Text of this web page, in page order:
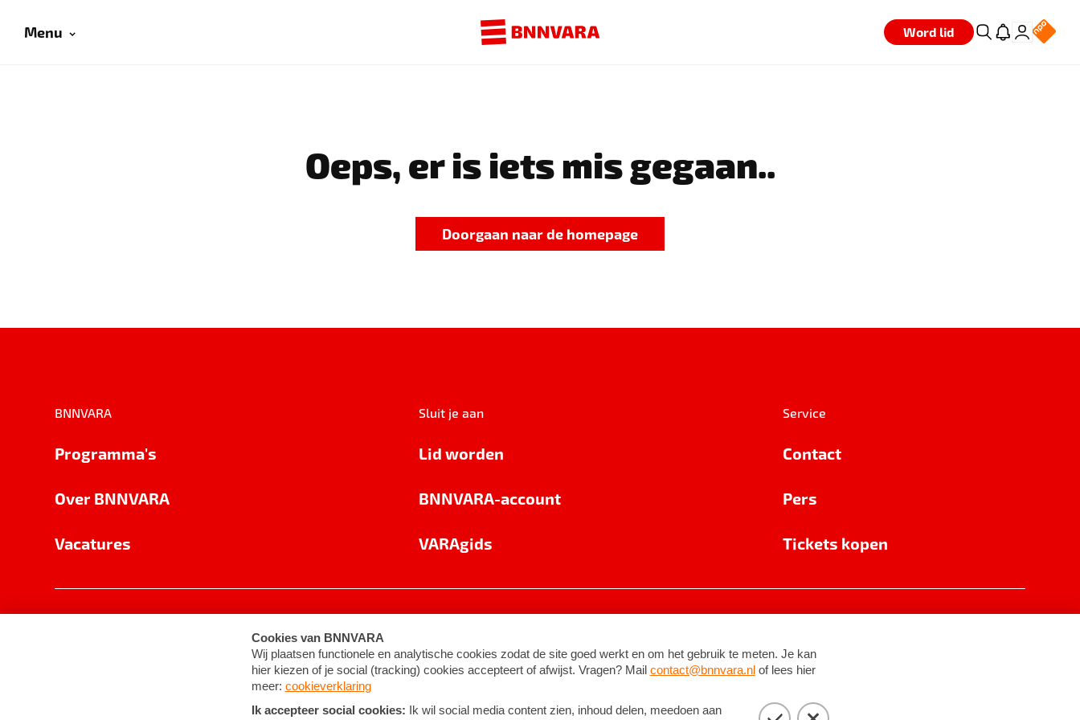
Menu Word lid
Oeps, er is iets mis gegaan..
Doorgaan naar de homepage
BNNVARA
Programma's
Over BNNVARA
Vacatures
Sluit je aan
Lid worden
BNNVARA-account
VARAgids
Service
Contact
Pers
Tickets kopen
Cookie-instellingen Algemene voorwaarden ©2026BNNVARA